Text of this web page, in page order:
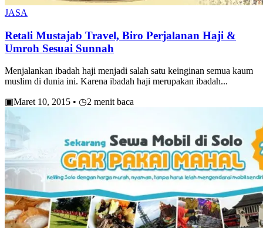
JASA
Retali Mustajab Travel, Biro Perjalanan Haji &
Umroh Sesuai Sunnah
Menjalankan ibadah haji menjadi salah satu keinginan semua kaum
muslim di dunia ini. Karena ibadah haji merupakan ibadah...
▣Maret 10, 2015 • ◷2 menit baca